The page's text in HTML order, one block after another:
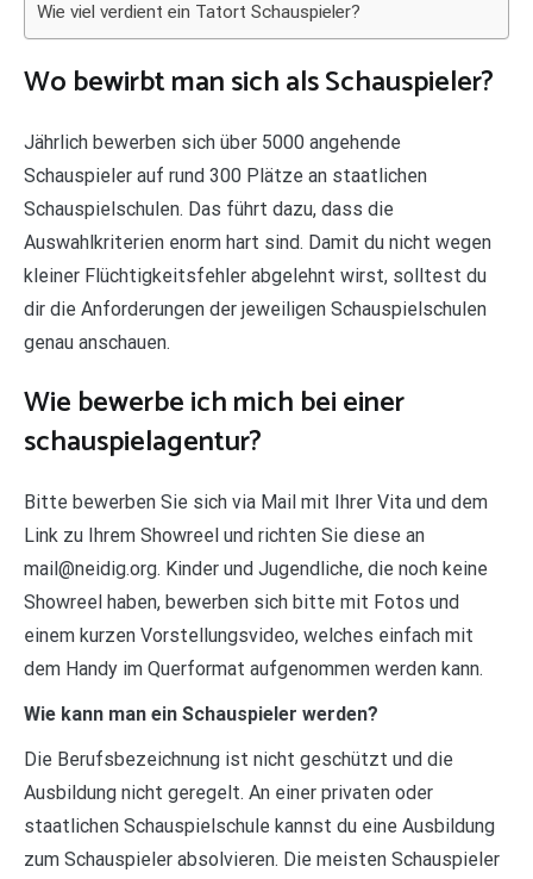
Wie viel verdient ein Tatort Schauspieler?
Wo bewirbt man sich als Schauspieler?
Jährlich bewerben sich über 5000 angehende
Schauspieler auf rund 300 Plätze an staatlichen
Schauspielschulen. Das führt dazu, dass die
Auswahlkriterien enorm hart sind. Damit du nicht wegen
kleiner Flüchtigkeitsfehler abgelehnt wirst, solltest du
dir die Anforderungen der jeweiligen Schauspielschulen
genau anschauen.
Wie bewerbe ich mich bei einer
schauspielagentur?
Bitte bewerben Sie sich via Mail mit Ihrer Vita und dem
Link zu Ihrem Showreel und richten Sie diese an
mail@neidig.org. Kinder und Jugendliche, die noch keine
Showreel haben, bewerben sich bitte mit Fotos und
einem kurzen Vorstellungsvideo, welches einfach mit
dem Handy im Querformat aufgenommen werden kann.
Wie kann man ein Schauspieler werden?
Die Berufsbezeichnung ist nicht geschützt und die
Ausbildung nicht geregelt. An einer privaten oder
staatlichen Schauspielschule kannst du eine Ausbildung
zum Schauspieler absolvieren. Die meisten Schauspieler